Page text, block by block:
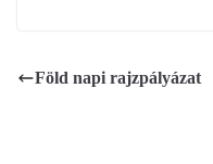
Föld napi rajzpályázat